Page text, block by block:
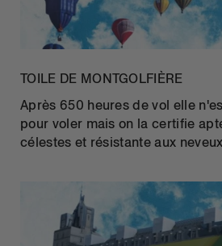
TOILE DE MONTGOLFIÈRE
Après 650 heures de vol elle
pour voler mais on la certifie
célestes et résistante aux